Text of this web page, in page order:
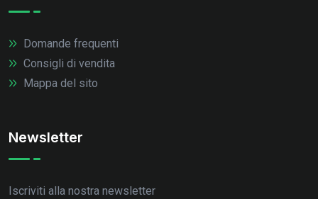
Domande frequenti
Consigli di vendita
Mappa del sito
Newsletter
Iscriviti alla nostra newsletter